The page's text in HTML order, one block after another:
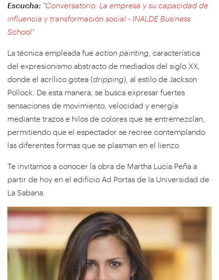
Escucha: "Conversatorio: La empresa y su capacidad de
influencia y transformación social - INALDE Business
School"
La técnica empleada fue action painting , característica
del expresionismo abstracto de mediados del siglo XX,
donde el acrílico gotea (dripping), al estilo de Jackson
Pollock. De esta manera, se busca expresar fuertes
sensaciones de movimiento, velocidad y energía
mediante trazos e hilos de colores que se entremezclan,
permitiendo que el espectador se recree contemplando
las diferentes formas que se plasman en el lienzo.
Te invitamos a conocer la obra de Martha Lucía Peña a
partir de hoy en el edificio Ad Portas de la Universidad de
La Sabana.